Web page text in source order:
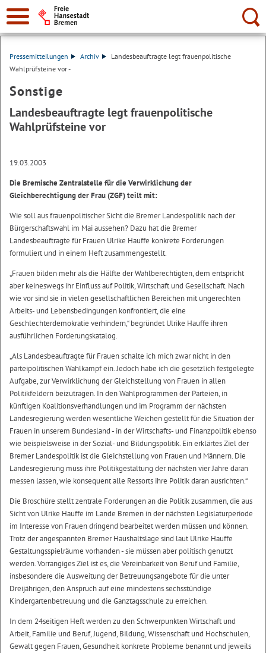
Suche:
Pressemitteilungen Archiv
Landesbeauftragte legt frauenpolitische
Wahlprüfsteine vor -
Sonstige
Landesbeauftragte legt frauenpolitische
Wahlprüfsteine vor
19.03.2003
Die Bremische Zentralstelle für die Verwirklichung der
Gleichberechtigung der Frau (ZGF) teilt mit:
Wie soll aus frauenpolitischer Sicht die Bremer Landespolitik nach der
Bürgerschaftswahl im Mai aussehen? Dazu hat die Bremer
Landesbeauftragte für Frauen Ulrike Hauffe konkrete Forderungen
formuliert und in einem Heft zusammengestellt.
„Frauen bilden mehr als die Hälfte der Wahlberechtigten, dem entspricht
aber keineswegs ihr Einfluss auf Politik, Wirtschaft und Gesellschaft. Nach
wie vor sind sie in vielen gesellschaftlichen Bereichen mit ungerechten
Arbeits- und Lebensbedingungen konfrontiert, die eine
Geschlechterdemokratie verhindern,“ begründet Ulrike Hauffe ihren
ausführlichen Forderungskatalog.
„Als Landesbeauftragte für Frauen schalte ich mich zwar nicht in den
parteipolitischen Wahlkampf ein. Jedoch habe ich die gesetzlich festgelegte
Aufgabe, zur Verwirklichung der Gleichstellung von Frauen in allen
Politikfeldern beizutragen. In den Wahlprogrammen der Parteien, in
künftigen Koalitionsverhandlungen und im Programm der nächsten
Landesregierung werden wesentliche Weichen gestellt für die Situation der
Frauen in unserem Bundesland - in der Wirtschafts- und Finanzpolitik ebenso
wie beispielsweise in der Sozial- und Bildungspolitik. Ein erklärtes Ziel der
Bremer Landespolitik ist die Gleichstellung von Frauen und Männern. Die
Landesregierung muss ihre Politikgestaltung der nächsten vier Jahre daran
messen lassen, wie konsequent alle Ressorts ihre Politik daran ausrichten.“
Die Broschüre stellt zentrale Forderungen an die Politik zusammen, die aus
Sicht von Ulrike Hauffe im Lande Bremen in der nächsten Legislaturperiode
im Interesse von Frauen dringend bearbeitet werden müssen und können.
Trotz der angespannten Bremer Haushaltslage sind laut Ulrike Hauffe
Gestaltungsspielräume vorhanden - sie müssen aber politisch genutzt
werden. Vorrangiges Ziel ist es, die Vereinbarkeit von Beruf und Familie,
insbesondere die Ausweitung der Betreuungsangebote für die unter
Dreijährigen, den Anspruch auf eine mindestens sechsstündige
Kindergartenbetreuung und die Ganztagsschule zu erreichen.
In dem 24seitigen Heft werden zu den Schwerpunkten Wirtschaft und
Arbeit, Familie und Beruf, Jugend, Bildung, Wissenschaft und Hochschulen,
Gewalt gegen Frauen, Gesundheit konkrete Probleme benannt und jeweils